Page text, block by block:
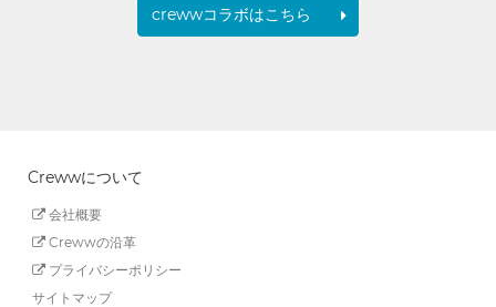
crewwコラボはこちら
Crewwについて
会社概要
Crewwの沿革
プライバシーポリシー
サイトマップ